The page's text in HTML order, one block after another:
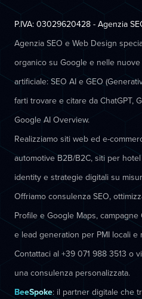
P.IVA: 03029620428 - Agenzia
Agenzia SEO e Web Design
organico su Google e nelle
artificiale: SEO AI e GEO
farti trovare e citare da ChatGPT,
Google AI Overview.
Realizziamo siti web ed e-
automotive B2B/B2C, siti per
identity e strategie digitali su
Offriamo consulenza SEO,
Profile e Google Maps,
e lead generation per PMI locali e
Contattaci al +39 071 988 3513 o
una consulenza personalizzata.
BeeSpoke: il partner digitale che